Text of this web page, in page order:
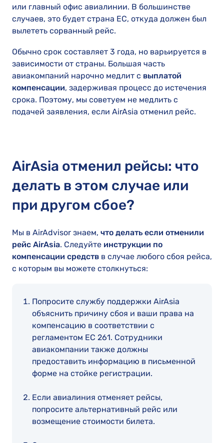
или главный офис авиалинии. В большинстве
случаев, это будет страна ЕС, откуда должен был
вылететь сорванный рейс.
Обычно срок составляет 3 года, но варьируется в
зависимости от страны. Большая часть
авиакомпаний нарочно медлит с выплатой
компенсации, задерживая процесс до истечения
срока. Поэтому, мы советуем не медлить с
подачей заявления, если AirAsia отменил рейс.
AirAsia отменил рейсы: что
делать в этом случае или
при другом сбое?
Мы в AirAdvisor знаем, что делать если отменили
рейс AirAsia. Следуйте инструкции по
компенсации средств в случае любого сбоя рейса,
с которым вы можете столкнуться:
Попросите службу поддержки AirAsia
объяснить причину сбоя и ваши права на
компенсацию в соответствии с
регламентом EC 261. Сотрудники
авиакомпании также должны
предоставить информацию в письменной
форме на стойке регистрации.
Если авиалиния отменяет рейсы,
попросите альтернативный рейс или
возмещение стоимости билета.